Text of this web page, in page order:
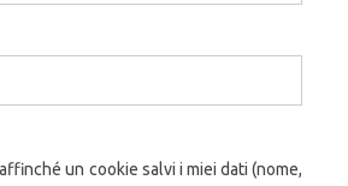
un cookie salvi i miei dati (nome,